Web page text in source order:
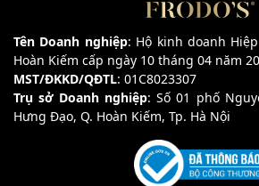
Tên Doanh nghiệp: Hộ kinh doanh
Hoàn Kiếm cấp ngày 10 tháng 04 năm
MST/ĐKKD/QĐTL: 01C8023307
Trụ sở Doanh nghiệp: Số 01 phố
Hưng Đạo, Q. Hoàn Kiếm, Tp. Hà Nội